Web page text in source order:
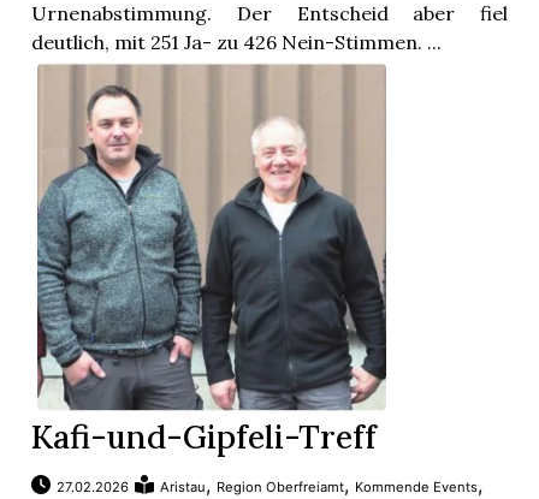
Urnenabstimmung. Der Entscheid aber fiel
deutlich, mit 251 Ja- zu 426 Nein-Stimmen. ...
Kafi-und-Gipfeli-Treff
27.02.2026 Aristau, Region Oberfreiamt, Kommende Events,